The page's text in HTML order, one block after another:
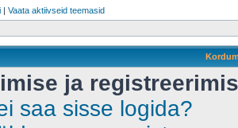
| Vaata aktiivseid teemasid
ja
saa sisse logida?